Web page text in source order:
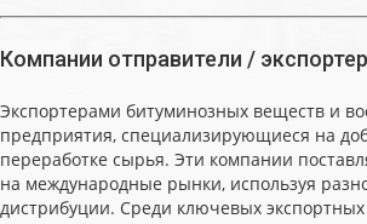
Компании отправители /
Экспортерами битуминозных веществ и
предприятия, специализирующиеся на
переработке сырья. Эти компании
на международные рынки, используя
дистрибуции. Среди ключевых